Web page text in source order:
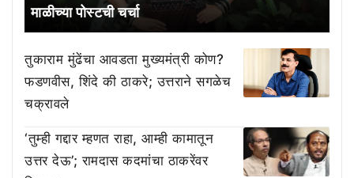
माळीच्या पोस्टची चर्चा
तुकाराम मुंढेंचा आवडता मुख्यमंत्री कोण?
फडणवीस, शिंदे की ठाकरे; उत्तराने सगळेच
चक्रावले
‘तुम्ही गद्दार म्हणत राहा, आम्ही कामातून
उत्तर देऊ’; रामदास कदमांचा ठाकरेंवर